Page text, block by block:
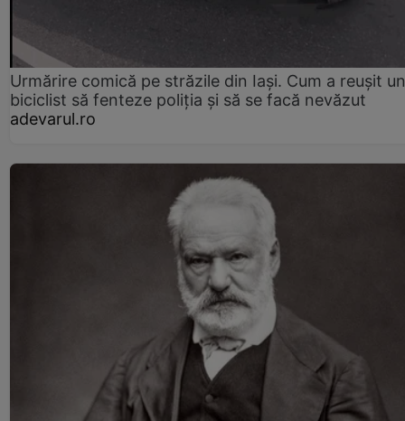
Urmărire comică pe străzile din Iași. Cum a reușit un
biciclist să fenteze poliția și să se facă nevăzut
adevarul.ro